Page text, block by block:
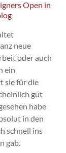
neue
oder auch
ein
sie für die
gut
habe
in den
schnell ins
gab.